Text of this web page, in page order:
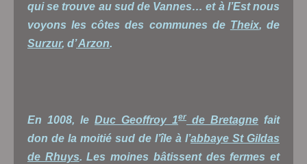
qui se trouve au sud de Vannes… et à l’Est nous
voyons les côtes des communes de Theix, de
Surzur, d’Arzon.
En 1008, le Duc Geoffroy 1er de Bretagne fait
don de la moitié sud de l’île à l’abbaye St Gildas
de Rhuys. Les moines bâtissent des fermes et